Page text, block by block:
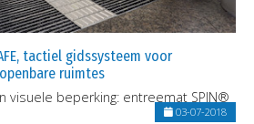
tactiel gidssysteem voor
ruimtes
visuele beperking: entreemat SPIN®
03-07-2018